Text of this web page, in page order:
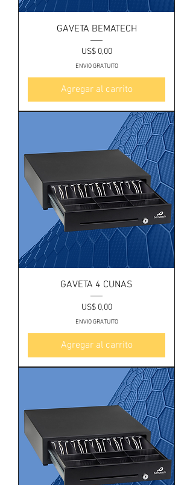
GAVETA BEMATECH
Precio
US$ 0,00
ENVIO GRATUITO
Agregar al carrito
GAVETA 4 CUNAS
Precio
US$ 0,00
ENVIO GRATUITO
Agregar al carrito